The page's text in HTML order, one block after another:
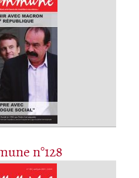
n°128